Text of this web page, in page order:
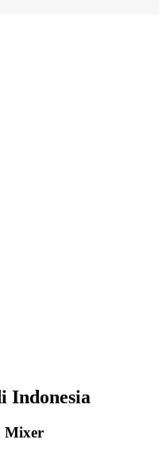
Indonesia
Mixer